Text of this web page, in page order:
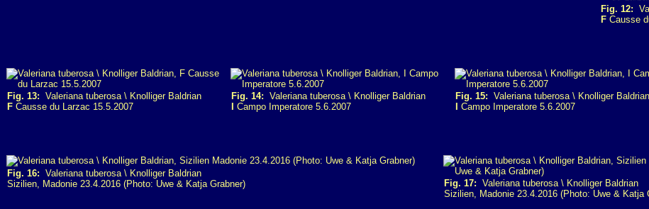
Fig. 12:
F Causse
Fig. 13: Valeriana tuberosa \ Knolliger Baldrian
F Causse du Larzac 15.5.2007
Fig. 14: Valeriana tuberosa \ Knolliger Baldrian
Campo Imperatore 5.6.2007
Fig. 15: Valeriana tuberosa \ Knolliger Baldrian
Campo Imperatore 5.6.2007
Fig. 16: Valeriana tuberosa \ Knolliger Baldrian
Sizilien, Madonie 23.4.2016 (Photo: Uwe & Katja Grabner)
Fig. 17: Valeriana tuberosa \ Knolliger Baldrian
Sizilien, Madonie 23.4.2016 (Photo: Uwe & Katja